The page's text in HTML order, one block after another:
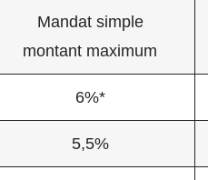
Mandat simple
montant maximum
6%*
5,5%